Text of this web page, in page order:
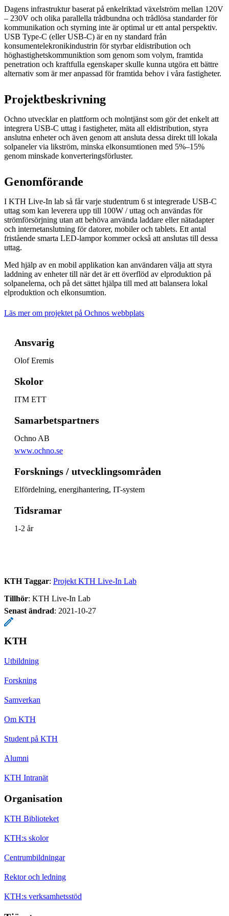
Dagens infrastruktur baserat på enkelriktad växelström mellan 120V
– 230V och olika parallella trådbundna och trådlösa standarder för
kommunikation och styrning inte är optimal ur ett antal perspektiv.
USB Type-C (eller USB-C) är en ny standard från
konsumentelekronikindustrin för styrbar eldistribution och
höghastighetskommuniktion som genom som volym, framtida
penetration och kraftfulla egenskaper skulle kunna utgöra ett bättre
alternativ som är mer anpassad för framtida behov i våra fastigheter.
Projektbeskrivning
Ochno utvecklar en plattform och molntjänst som gör det enkelt att
integrera USB-C uttag i fastigheter, mäta all eldistribution, styra
anslutna enheter och även genom att ansluta dessa direkt till lokala
solpaneler via likström, minska elkonsumtionen med 5%–15%
genom minskade konverteringsförluster.
Genomförande
I KTH Live-In lab så får varje studentrum 6 st integrerade USB-C
uttag som kan leverera upp till 100W / uttag och användas för
strömförsörjning utan att behöva använda laddare eller nätadapter
och internetanslutning för datorer, mobiler och tablets. Ett antal
fristående smarta LED-lampor kommer också att anslutas till dessa
uttag.
Med hjälp av en mobil applikation kan användaren välja att styra
laddning av enheter till när det är ett överflöd av elproduktion på
solpanelerna, och på det sättet hjälpa till med att balansera lokal
elproduktion och elkonsumtion.
Läs mer om projektet på Ochnos webbplats
Ansvarig
Olof Eremis
Skolor
ITM ETT
Samarbetspartners
Ochno AB
www.ochno.se
Forsknings / utvecklingsområden
Elfördelning, energihantering, IT-system
Tidsramar
1-2 år
KTH Taggar: Projekt KTH Live-In Lab
Tillhör: KTH Live-In Lab
Senast ändrad: 2021-10-27
KTH
Utbildning
Forskning
Samverkan
Om KTH
Student på KTH
Alumni
KTH Intranät
Organisation
KTH Biblioteket
KTH:s skolor
Centrumbildningar
Rektor och ledning
KTH:s verksamhetsstöd